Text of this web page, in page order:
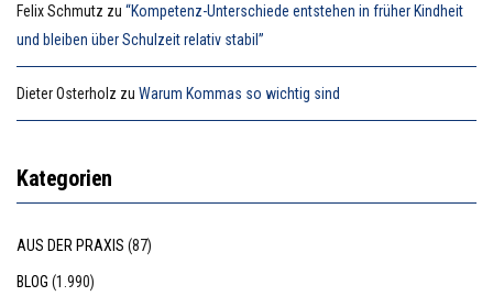
Felix Schmutz zu “Kompetenz-Unterschiede entstehen in früher Kindheit
und bleiben über Schulzeit relativ stabil”
Dieter Osterholz zu Warum Kommas so wichtig sind
Kategorien
AUS DER PRAXIS (87)
BLOG (1.990)